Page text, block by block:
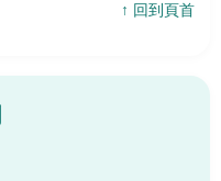
↑ 回到頁首